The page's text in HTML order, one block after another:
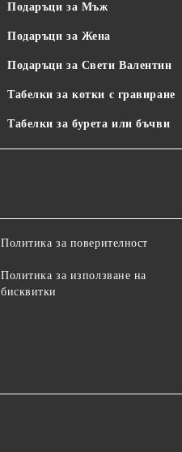
Подаръци за Мъж
Подаръци за Жена
Подаръци за Свети Валентин
Табелки за котки с гравиране
Табелки за бурета или бъчви
Политика за поверителност
Политика за използване на
бисквитки